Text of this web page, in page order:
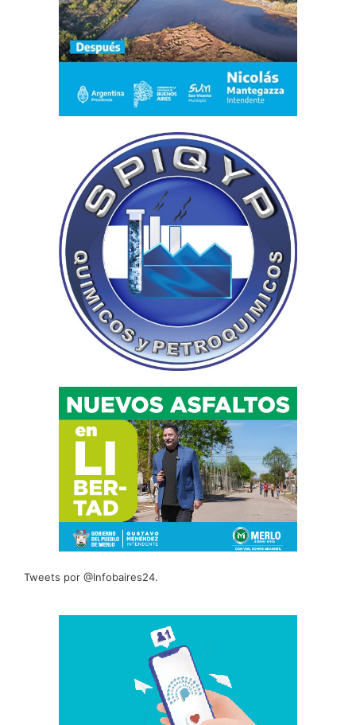
Tweets por @Infobaires24.